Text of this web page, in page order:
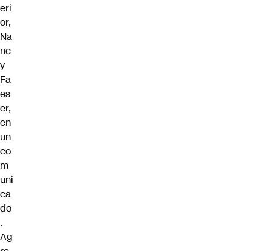
eri
or,
Na
nc
y
Fa
es
er,
en
un
co
m
uni
ca
do
.
Ag